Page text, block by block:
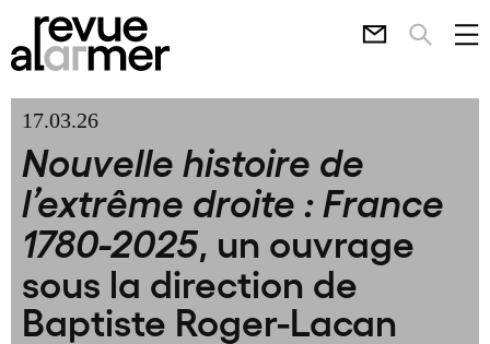
17.03.26
Nouvelle histoire de
l’extrême droite : France
1780-2025, un ouvrage
sous la direction de
Baptiste Roger-Lacan